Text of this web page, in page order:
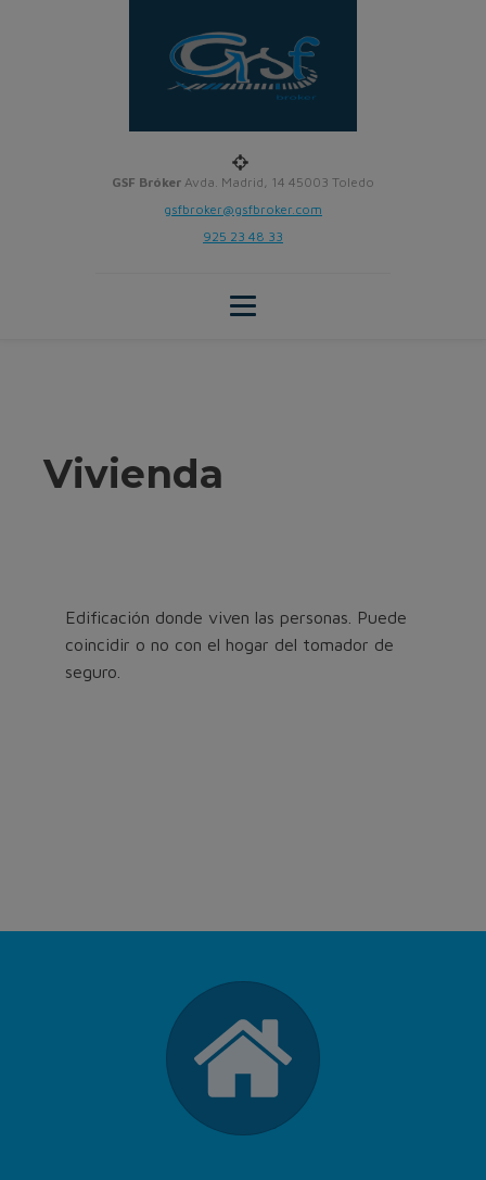
GSF Bróker Avda. Madrid, 14 45003 Toledo
gsfbroker@gsfbroker.com
925 23 48 33
Vivienda
Edificación donde viven las personas. Puede
coincidir o no con el hogar del tomador de
seguro.